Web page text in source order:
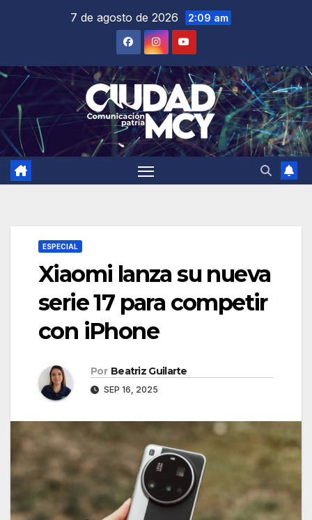
7 de agosto de 2026 2:09 am
ESPECIAL
Xiaomi lanza su nueva
serie 17 para competir
con iPhone
Por Beatriz Guilarte
SEP 16, 2025